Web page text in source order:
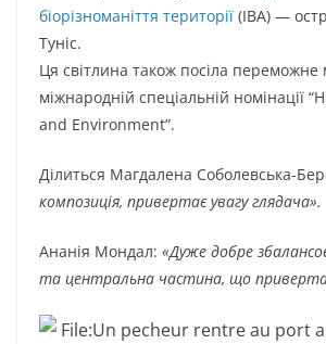
біорізноманіття території (IBA) —
Туніс.
Ця світлина також посіла переможне
міжнародній спеціальній номінації
and Environment”.
Ділиться Магдалена Соболевська-
композиція, привертає увагу глядача».
Ананія Мондал: «Дуже добре
та центральна частина, що